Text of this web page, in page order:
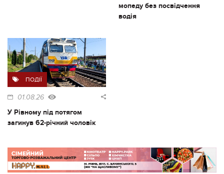
мопеду без посвідчення
водія
ПОДІЇ
01.08.26
У Рівному під потягом
загинув 62-річний чоловік